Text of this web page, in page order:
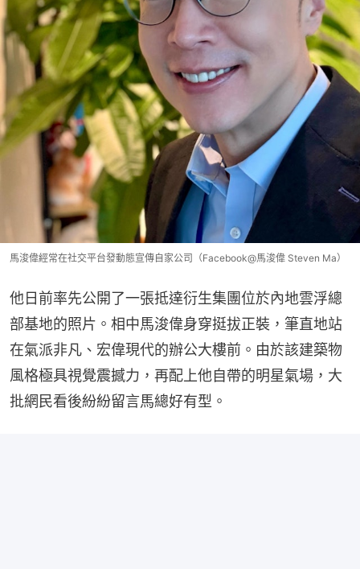
馬浚偉經常在社交平台發動態宣傳自家公司（Facebook@馬浚偉 Steven Ma）
他日前率先公開了一張抵達衍生集團位於內地雲浮總
部基地的照片。相中馬浚偉身穿挺拔正裝，筆直地站
在氣派非凡、宏偉現代的辦公大樓前。由於該建築物
風格極具視覺震撼力，再配上他自帶的明星氣場，大
批網民看後紛紛留言馬總好有型。